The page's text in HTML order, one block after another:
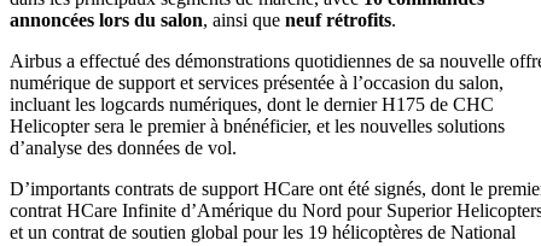
annoncées lors du salon, ainsi que neuf rétrofits.
Airbus a effectué des démonstrations quotidiennes de sa nouvelle
numérique de support et services présentée à l’occasion du salon,
incluant les logcards numériques, dont le dernier H175 de CHC
Helicopter sera le premier à bnénéficier, et les nouvelles solutions
d’analyse des données de vol.
D’importants contrats de support HCare ont été signés, dont le
contrat HCare Infinite d’Amérique du Nord pour Superior
et un contrat de soutien global pour les 19 hélicoptères de National